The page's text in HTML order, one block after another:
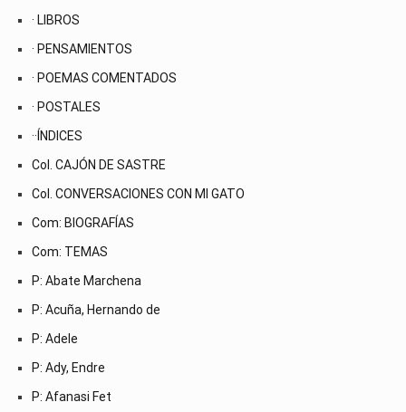
· LIBROS
· PENSAMIENTOS
· POEMAS COMENTADOS
· POSTALES
··ÍNDICES
Col. CAJÓN DE SASTRE
Col. CONVERSACIONES CON MI GATO
Com: BIOGRAFÍAS
Com: TEMAS
P: Abate Marchena
P: Acuña, Hernando de
P: Adele
P: Ady, Endre
P: Afanasi Fet